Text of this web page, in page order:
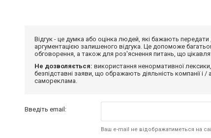
Відгук - це думка або оцінка людей, які бажають
аргументацією залишеного відгука. Це допоможе
обговорення, а також для роз'яснення питань, що
Не дозволяється: використання ненормативної
безпідставні заяви, що ображають діяльність компанії і
самореклама.
Введіть email:
Ваш e-mail не відображатиметься на